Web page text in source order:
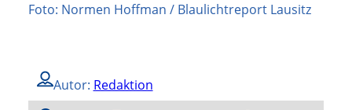
Foto: Normen Hoffman / Blaulichtreport Lausitz
Autor: Redaktion